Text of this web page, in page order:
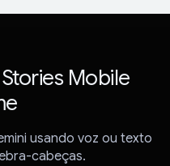
Mobile
usando voz ou texto
cabeças.